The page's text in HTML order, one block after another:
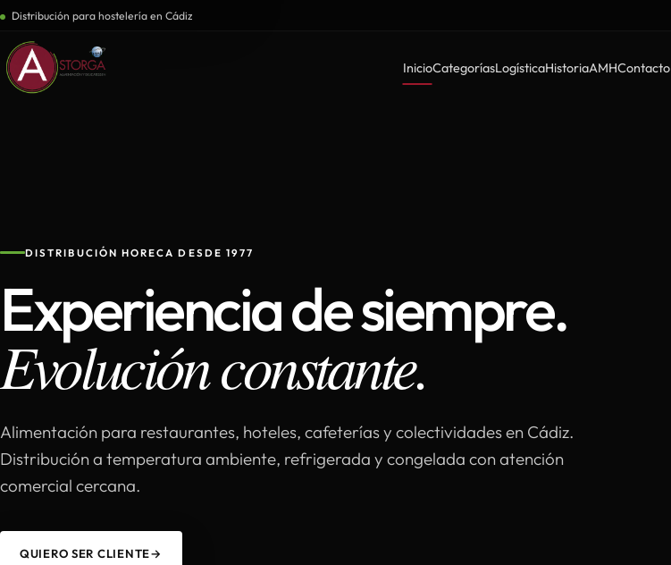
Distribución para hostelería en Cádiz
InicioCategoríasLogísticaHistoriaAMHContacto
DISTRIBUCIÓN HORECA DESDE 1977
Experiencia de siempre.
Evolución constante.
Alimentación para restaurantes, hoteles, cafeterías y colectividades en Cádiz.
Distribución a temperatura ambiente, refrigerada y congelada con atención
comercial cercana.
QUIERO SER CLIENTE→